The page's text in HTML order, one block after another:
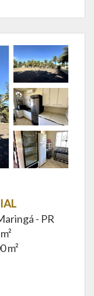
- PR
m²